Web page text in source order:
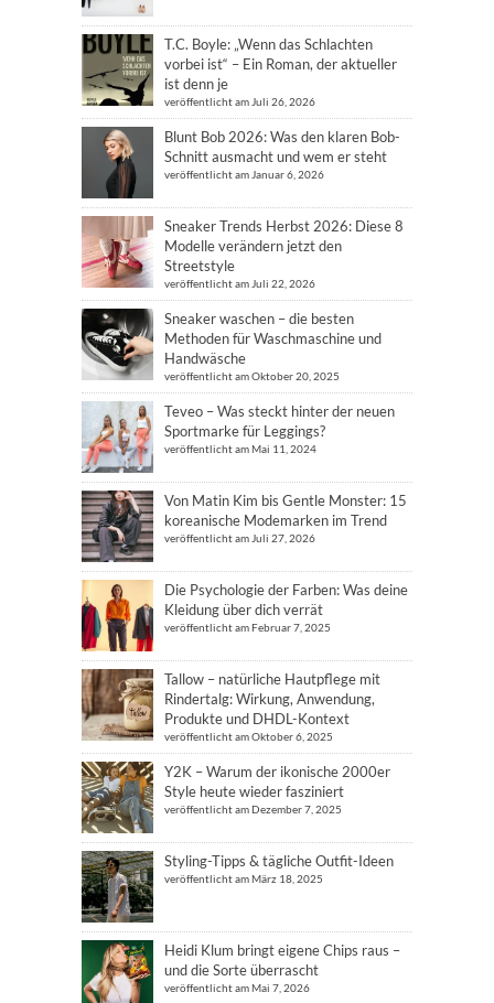
T.C. Boyle: „Wenn das Schlachten
vorbei ist“ – Ein Roman, der aktueller
ist denn je
veröffentlicht am Juli 26, 2026
Blunt Bob 2026: Was den klaren Bob-
Schnitt ausmacht und wem er steht
veröffentlicht am Januar 6, 2026
Sneaker Trends Herbst 2026: Diese 8
Modelle verändern jetzt den
Streetstyle
veröffentlicht am Juli 22, 2026
Sneaker waschen – die besten
Methoden für Waschmaschine und
Handwäsche
veröffentlicht am Oktober 20, 2025
Teveo – Was steckt hinter der neuen
Sportmarke für Leggings?
veröffentlicht am Mai 11, 2024
Von Matin Kim bis Gentle Monster: 15
koreanische Modemarken im Trend
veröffentlicht am Juli 27, 2026
Die Psychologie der Farben: Was deine
Kleidung über dich verrät
veröffentlicht am Februar 7, 2025
Tallow – natürliche Hautpflege mit
Rindertalg: Wirkung, Anwendung,
Produkte und DHDL-Kontext
veröffentlicht am Oktober 6, 2025
Y2K – Warum der ikonische 2000er
Style heute wieder fasziniert
veröffentlicht am Dezember 7, 2025
Styling-Tipps & tägliche Outfit-Ideen
veröffentlicht am März 18, 2025
Heidi Klum bringt eigene Chips raus –
und die Sorte überrascht
veröffentlicht am Mai 7, 2026